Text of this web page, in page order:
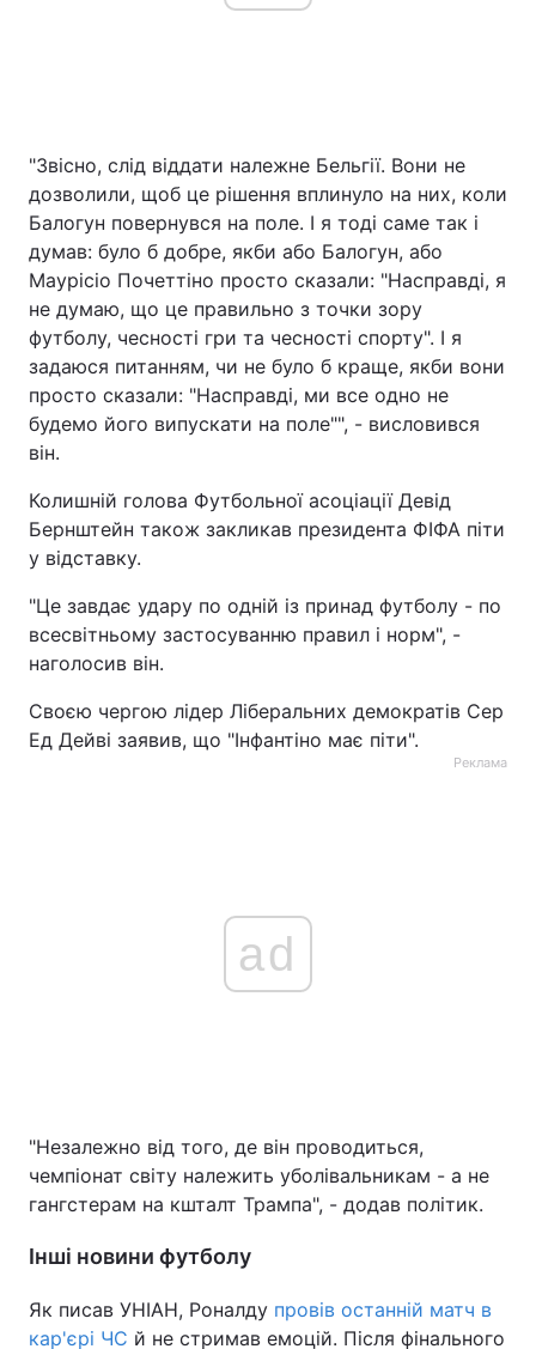
"Звісно, слід віддати належне Бельгії. Вони не
дозволили, щоб це рішення вплинуло на них, коли
Балогун повернувся на поле. І я тоді саме так і
думав: було б добре, якби або Балогун, або
Маурісіо Почеттіно просто сказали: "Насправді, я
не думаю, що це правильно з точки зору
футболу, чесності гри та чесності спорту". І я
задаюся питанням, чи не було б краще, якби вони
просто сказали: "Насправді, ми все одно не
будемо його випускати на поле"", - висловився
він.
Колишній голова Футбольної асоціації Девід
Бернштейн також закликав президента ФІФА піти
у відставку.
"Це завдає удару по одній із принад футболу - по
всесвітньому застосуванню правил і норм", -
наголосив він.
Своєю чергою лідер Ліберальних демократів Сер
Ед Дейві заявив, що "Інфантіно має піти".
Реклама
ad
"Незалежно від того, де він проводиться,
чемпіонат світу належить уболівальникам - а не
гангстерам на кшталт Трампа", - додав політик.
Інші новини футболу
Як писав УНІАН, Роналду провів останній матч в
кар'єрі ЧС й не стримав емоцій. Після фінального